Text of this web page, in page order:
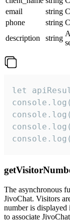
email
string
phone
string
description
string
let
The asynchronous
JivoChat. Visitors
number is displayed
to associate